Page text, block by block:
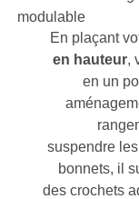
En plaçant
en hauteur,
en un
suspendre
bonnets, il
des crochets